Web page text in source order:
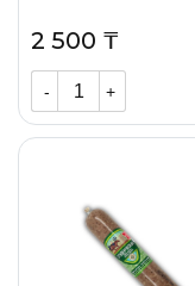
2 500 ₸
- +